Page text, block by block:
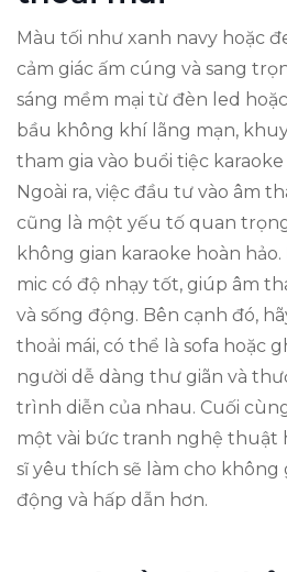
Màu tối như xanh navy hoặc
cảm giác ấm cúng và sang
sáng mềm mại từ đèn led
bầu không khí lãng mạn,
tham gia vào buổi tiệc
Ngoài ra, việc đầu tư vào âm
cũng là một yếu tố quan
không gian karaoke hoàn
mic có độ nhạy tốt, giúp âm
và sống động. Bên cạnh đó,
thoải mái, có thể là sofa hoặc
người dễ dàng thư giãn và
trình diễn của nhau. Cuối
một vài bức tranh nghệ thuật
sĩ yêu thích sẽ làm cho không
động và hấp dẫn hơn.